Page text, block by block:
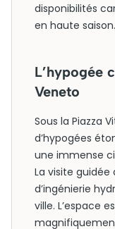
disponibilités
en haute saison.
L’hypogée
Veneto
Sous la Piazza
d’hypogées
une immense
La visite
d’ingénierie
ville. L’espace